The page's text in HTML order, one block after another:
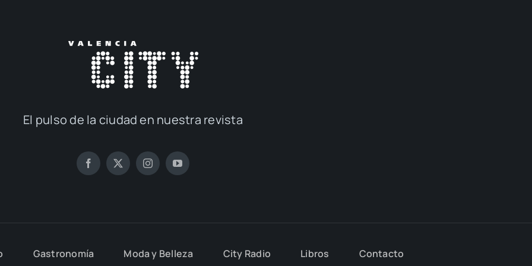
El pul­so de la ciu­dad en nues­tra revis­ta
Gas­tro­no­mía Moda y Belle­za City Radio Libros Con­tac­to